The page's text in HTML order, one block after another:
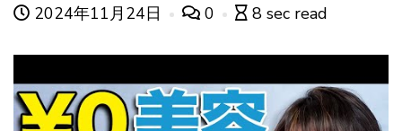
2024年11月24日 0 8 sec read